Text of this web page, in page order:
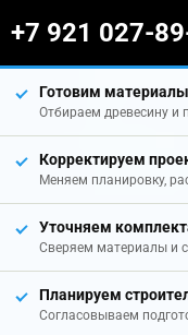
+7 921 027-
Готовим
Отбираем древесину и
Корректируем
Меняем планировку,
Уточняем
Сверяем материалы и
Планируем
Согласовываем